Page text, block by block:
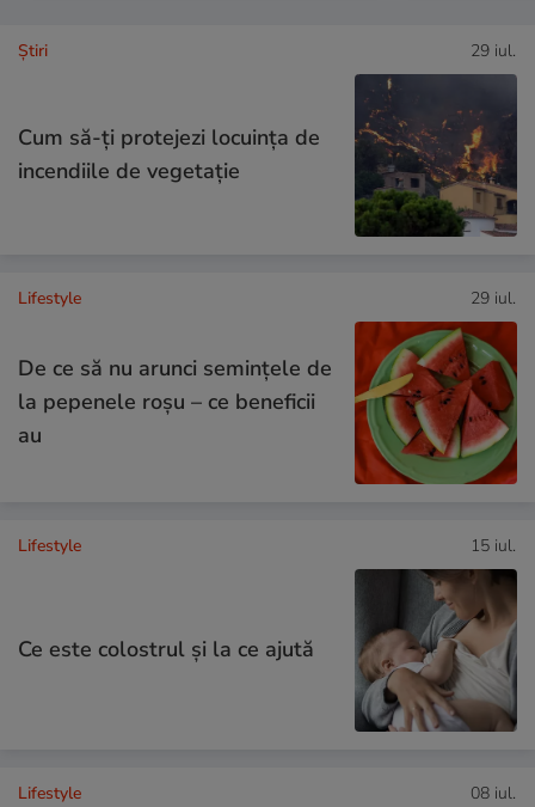
Ştiri 29 iul.
Cum să-ți protejezi locuința de
incendiile de vegetație
Lifestyle 29 iul.
De ce să nu arunci semințele de
la pepenele roșu – ce beneficii
au
Lifestyle 15 iul.
Ce este colostrul și la ce ajută
Lifestyle 08 iul.